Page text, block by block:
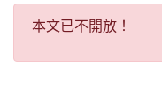
本文已不開
本文已不開放！